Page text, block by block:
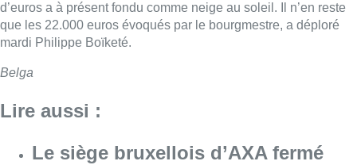
d’euros a à présent fondu comme neige au soleil. Il n’en reste
que les 22.000 euros évoqués par le bourgmestre, a déploré
mardi Philippe Boïketé.
Belga
Lire aussi :
Le siège bruxellois d’AXA fermé